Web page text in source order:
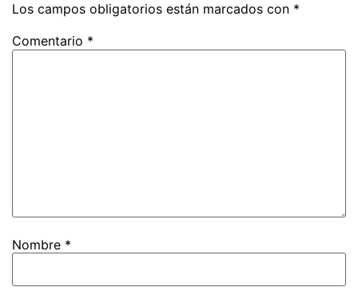
Los campos obligatorios están marcados con *
Comentario *
Nombre *